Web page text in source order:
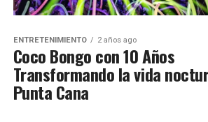
ENTRETENIMIENTO 2 años ago
Coco Bongo con 10 Años
Transformando la vida
Punta Cana